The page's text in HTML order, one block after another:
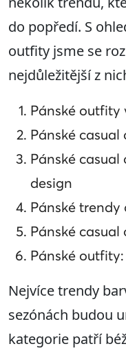
do popředí. S
outfity jsme se
nejdůležitější z
Pánské outfity
Pánské
Pánské
design
Pánské
Pánské
Pánské
Nejvíce trendy
sezónách budou
kategorie patří